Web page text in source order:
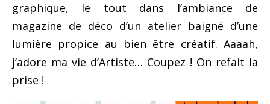
graphique, le tout dans l’ambiance de
magazine de déco d’un atelier baigné d’une
lumière propice au bien être créatif. Aaaah,
j’adore ma vie d’Artiste… Coupez ! On refait la
prise !